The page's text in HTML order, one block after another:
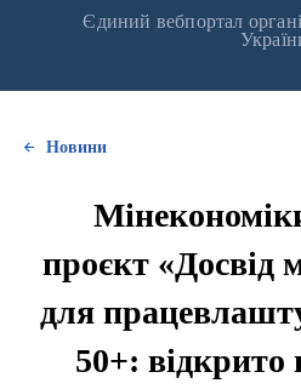
Єдиний вебпортал
Новини
проєкт «Досвід
для
50+: